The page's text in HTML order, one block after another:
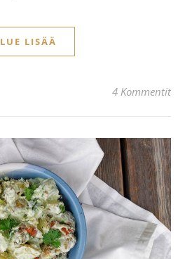
LUE LISÄÄ
4 Kommentit